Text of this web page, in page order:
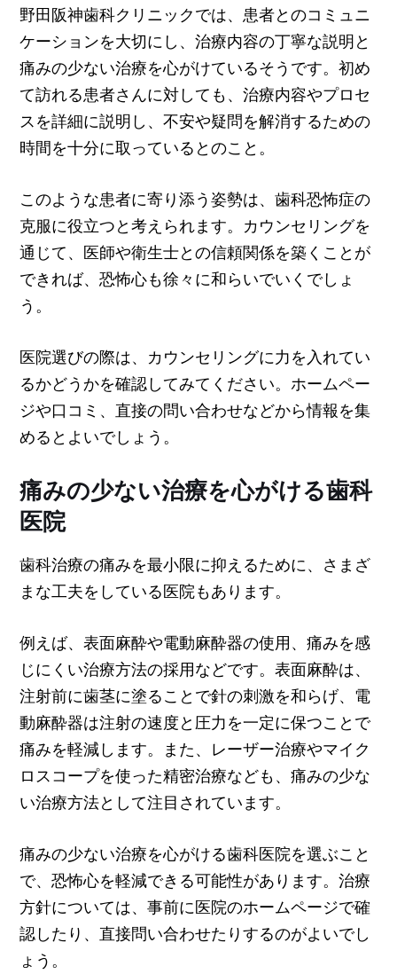
野田阪神歯科クリニックでは、患者とのコミュニ
ケーションを大切にし、治療内容の丁寧な説明と
痛みの少ない治療を心がけているそうです。初め
て訪れる患者さんに対しても、治療内容やプロセ
スを詳細に説明し、不安や疑問を解消するための
時間を十分に取っているとのこと。
このような患者に寄り添う姿勢は、歯科恐怖症の
克服に役立つと考えられます。カウンセリングを
通じて、医師や衛生士との信頼関係を築くことが
できれば、恐怖心も徐々に和らいでいくでしょ
う。
医院選びの際は、カウンセリングに力を入れてい
るかどうかを確認してみてください。ホームペー
ジや口コミ、直接の問い合わせなどから情報を集
めるとよいでしょう。
痛みの少ない治療を心がける歯科
医院
歯科治療の痛みを最小限に抑えるために、さまざ
まな工夫をしている医院もあります。
例えば、表面麻酔や電動麻酔器の使用、痛みを感
じにくい治療方法の採用などです。表面麻酔は、
注射前に歯茎に塗ることで針の刺激を和らげ、電
動麻酔器は注射の速度と圧力を一定に保つことで
痛みを軽減します。また、レーザー治療やマイク
ロスコープを使った精密治療なども、痛みの少な
い治療方法として注目されています。
痛みの少ない治療を心がける歯科医院を選ぶこと
で、恐怖心を軽減できる可能性があります。治療
方針については、事前に医院のホームページで確
認したり、直接問い合わせたりするのがよいでし
ょう。